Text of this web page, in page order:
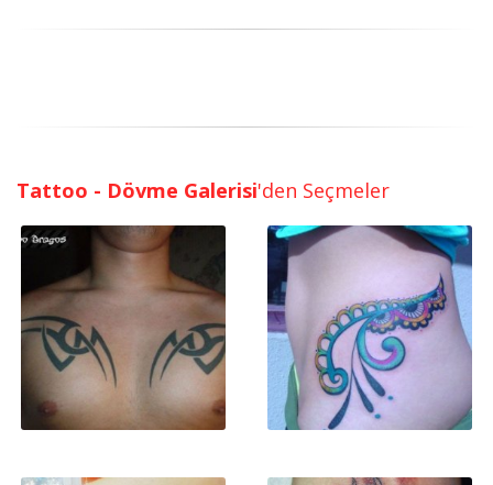
Tattoo - Dövme Galerisi'den Seçmeler